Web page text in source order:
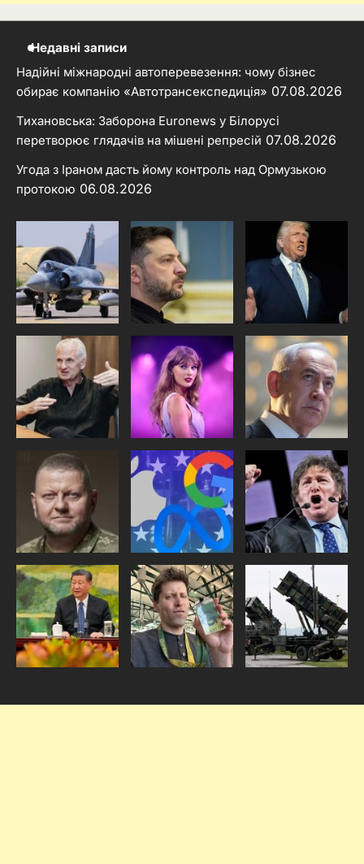
Недавні записи
Надійні міжнародні автоперевезення: чому бізнес
обирає компанію «Автотрансекспедиція» 07.08.2026
Тихановська: Заборона Euronews у Білорусі
перетворює глядачів на мішені репресій 07.08.2026
Угода з Іраном дасть йому контроль над Ормузькою
протокою 06.08.2026